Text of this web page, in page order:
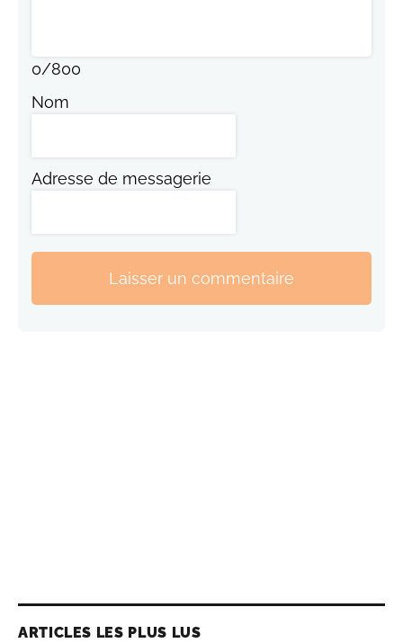
0/800
Nom
Adresse de messagerie
Laisser un commentaire
ARTICLES LES PLUS LUS